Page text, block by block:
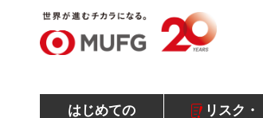
MUFG 世界が進むチカラになる。 三菱
ガン・スタンレー証券
はじめての
リスク・